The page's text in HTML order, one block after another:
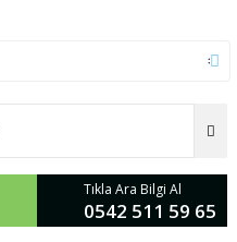
Tıkla Ara Bilgi Al
0542 511 59 65